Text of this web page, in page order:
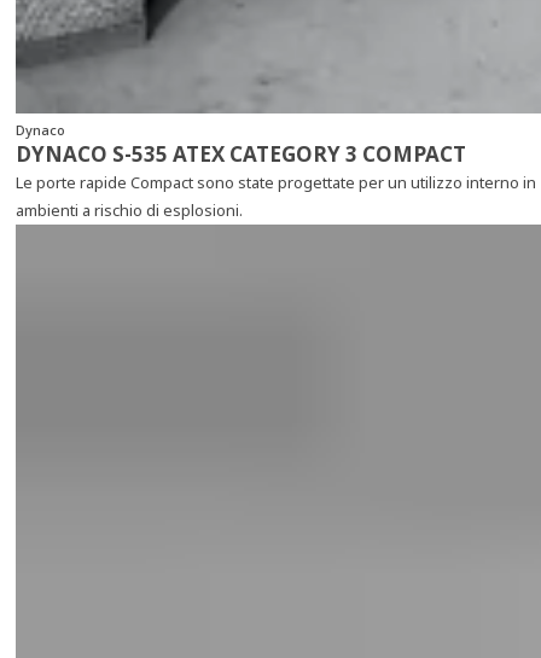
Dynaco
DYNACO S-535 ATEX CATEGORY 3 COMPACT
Le porte rapide Compact sono state progettate per un utilizzo interno in
ambienti a rischio di esplosioni.